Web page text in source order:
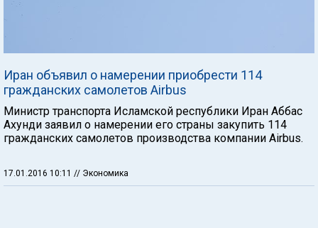
Иран объявил о намерении приобрести 114
гражданских самолетов Airbus
Министр транспорта Исламской республики Иран Аббас
Ахунди заявил о намерении его страны закупить 114
гражданских самолетов производства компании Airbus.
17.01.2016 10:11 // Экономика